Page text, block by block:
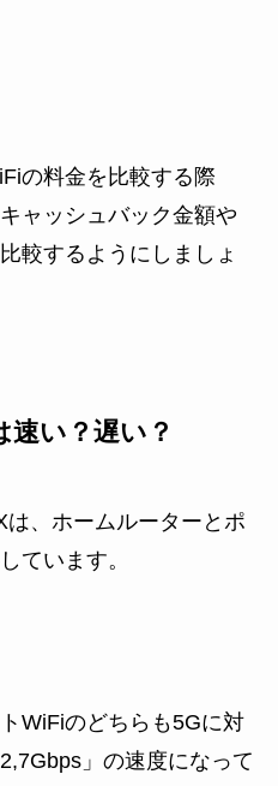
の料金を比較する際
ャッシュバック金額や
較するようにしましょ
速い？遅い？
、ホームルーターとポ
ています。
WiFiのどちらも5Gに対
」の速度になって